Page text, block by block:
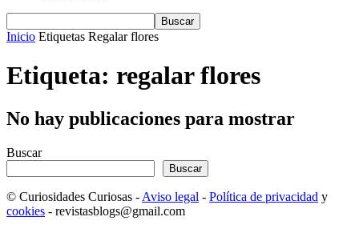
Inicio Etiquetas Regalar flores
Etiqueta: regalar flores
No hay publicaciones para mostrar
Buscar
Buscar
© Curiosidades Curiosas - Aviso legal - Política de privacidad y
cookies - revistasblogs@gmail.com